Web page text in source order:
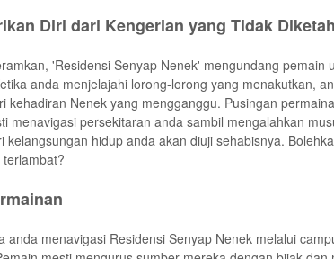
Diri dari Kengerian yang Tidak
'Residensi Senyap Nenek' mengundang pemain
anda menjelajahi lorong-lorong yang menakutkan,
kehadiran Nenek yang mengganggu. Pusingan
menavigasi persekitaran anda sambil mengalahkan
hidup anda akan diuji sehabisnya.
menavigasi Residensi Senyap Nenek melalui